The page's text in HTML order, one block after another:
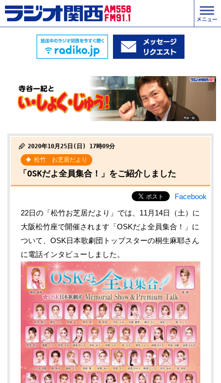
2020年10月25日(日) 17時09分
松竹 お芝居だより
「OSKだよ全員集合！」をご紹介しました
Facebook
22日の「松竹お芝居だより」では、11月14日（土）に
大阪松竹座で開催されます「OSKだよ全員集合！」に
ついて、OSK日本歌劇団トップスターの桐生麻耶さん
に電話インタビューしました。